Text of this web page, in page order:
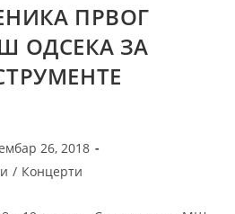
ПРВОГ
ОДСЕКА ЗА
26, 2018
/ Концерти